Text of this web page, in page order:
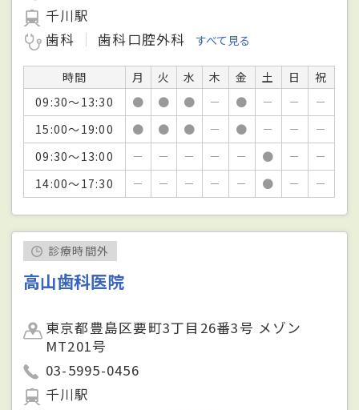
千川駅
歯科
歯科口腔外科 すべて見る
時間 月 火 水 木 金 土 日
祝
09:30～13:30
● ● ● － ● － －
－
15:00～19:00
● ● ● － ● － －
－
09:30～13:00
－ － － － － ● －
－
14:00～17:30
－ － － － － ● － －
診療時間外
高山歯科医院
東京都豊島区要町3丁目26番3号 メゾン
MT201号
03-5995-0456
千川駅